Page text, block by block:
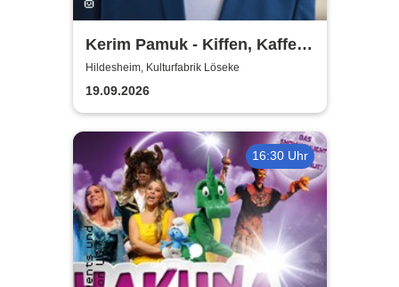
Kerim Pamuk - Kiffen, Kaffee
& Kajal
Hildesheim, Kulturfabrik Löseke
19.09.2026
16:30 Uhr